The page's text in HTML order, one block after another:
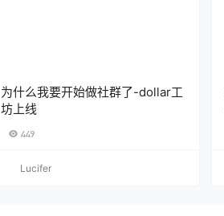
为什么我要开始做社群了-dollar工
坊上线
449
Lucifer